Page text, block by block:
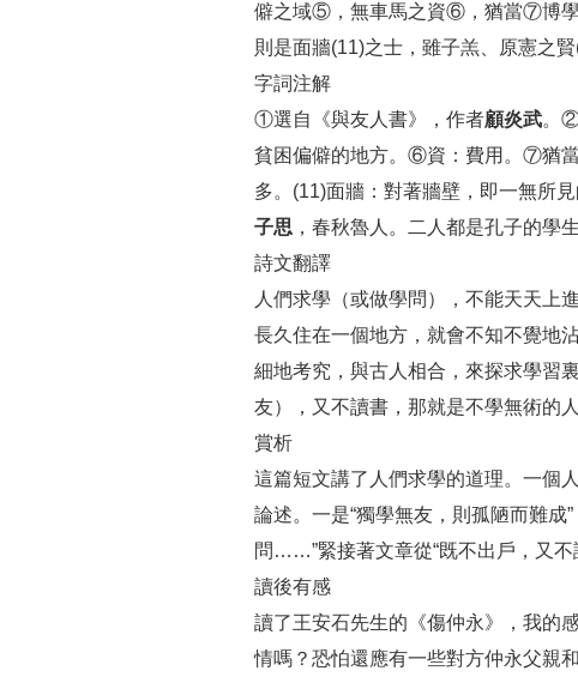
僻之域⑤，無車馬之資⑥，猶當⑦博學
則是面牆(11)之士，雖子羔、原憲之賢
字詞注解
①選自《與友人書》，作者顧炎武。②
貧困偏僻的地方。⑥資：費用。⑦猶
多。(11)面牆：對著牆壁，即一無所
子思 ，春秋魯人。二人都是孔子的學生
詩文翻譯
人們求學（或做學問），不能天天上
長久住在一個地方，就會不知不覺地
細地考究，與古人相合，來探求學習
友），又不讀書，那就是不學無術的
賞析
這篇短文講了人們求學的道理。一個
論述。一是“獨學無友，則孤陋而難成
問……”緊接著文章從“既不出戶，又不
讀後有感
讀了王安石先生的《傷仲永》，我的
情嗎？恐怕還應有一些對方仲永父親